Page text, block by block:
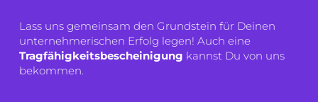
Lass uns gemeinsam den Grundstein für Deinen
unternehmerischen Erfolg legen! Auch eine
Tragfähigkeitsbescheinigung kannst Du von uns
bekommen.